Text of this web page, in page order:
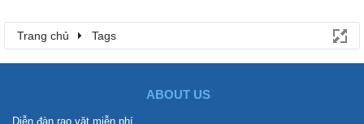
Trang chủ Tags
ABOUT US
Diễn đàn rao vặt miễn phí